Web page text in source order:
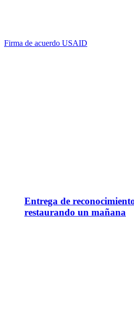
Firma de acuerdo USAID
Entrega de
restaurando un mañana